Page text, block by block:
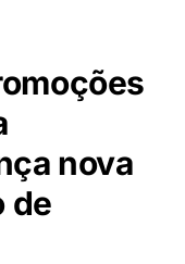
nova
de